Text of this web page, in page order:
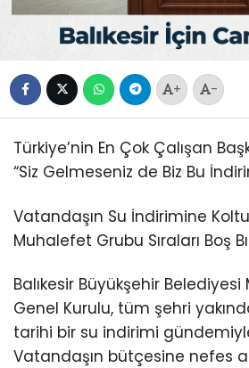
+ -
Türkiye’nin En Çok Çalışan
“Siz Gelmeseniz de Biz Bu
Vatandaşın Su İndirimine
Muhalefet Grubu Sıraları Boş
Balıkesir Büyükşehir Belediyesi
Genel Kurulu, tüm şehri
tarihi bir su indirimi
Vatandaşın bütçesine nefes